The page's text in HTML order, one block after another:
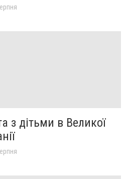
з дітьми в Великої